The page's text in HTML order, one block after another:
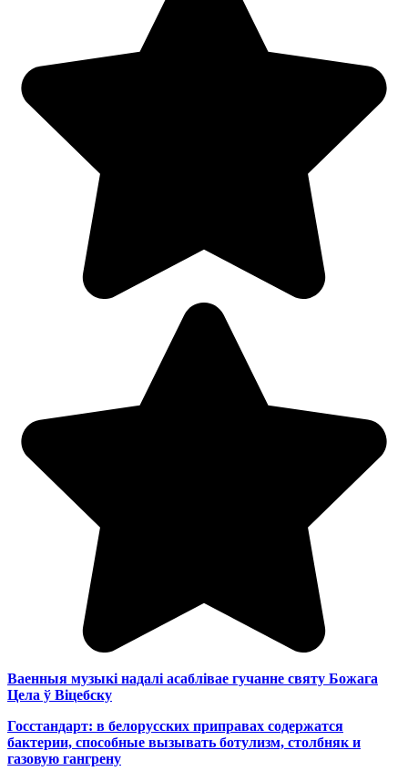
Ваенныя музыкі надалі асаблівае гучанне святу Божага
Цела ў Віцебску
Госстандарт: в белорусских приправах содержатся
бактерии, способные вызывать ботулизм, столбняк и
газовую гангрену